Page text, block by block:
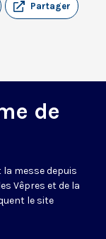
Partager
de
la messe depuis
Vêpres et de la
le site